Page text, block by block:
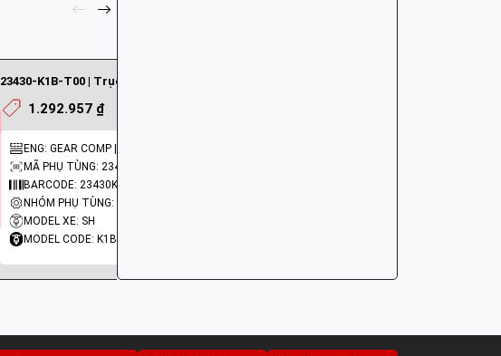
23430-K1B-T00 | Trục giảm tốc
1.292.957 ₫
ENG: GEAR COMP | FINAL
MÃ PHỤ TÙNG: 23430-K1B-T00
BARCODE: 23430K1BT00
MODEL XE: SH
MODEL CODE: K1B